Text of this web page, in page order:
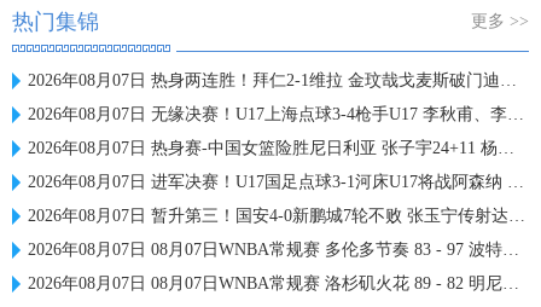
热门集锦 更多 >>
2026年08月07日 热身两连胜！拜仁2-1维拉 金玟哉戈麦斯破门迪亚斯替补建功
2026年08月07日 无缘决赛！U17上海点球3-4枪手U17 李秋甫、李文博失点王启戎扑点
2026年08月07日 热身赛-中国女篮险胜尼日利亚 张子宇24+11 杨舒予12+6
2026年08月07日 进军决赛！U17国足点球3-1河床U17将战阿森纳 江宇涵替补两扑点
2026年08月07日 暂升第三！国安4-0新鹏城7轮不败 张玉宁传射达万双响法比奥破门
2026年08月07日 08月07日WNBA常规赛 多伦多节奏 83 - 97 波特兰火焰 集锦
2026年08月07日 08月07日WNBA常规赛 洛杉矶火花 89 - 82 明尼苏达山猫 全场集锦